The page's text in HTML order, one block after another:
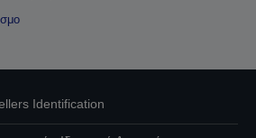
Identification